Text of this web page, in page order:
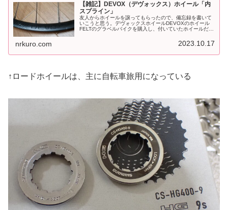
【雑記】DEVOX（デヴォックス）ホイール「内
スプライン」
友人からホイールを譲ってもらったので、備忘録を書いて
いこうと思う。デヴォックスホイールDEVOXのホイール
FELTのグラベルバイクを購入し、付いていたホイールだ。
nrkuro.com 2023.10.17
↑ロードホイールは、主に自転車旅用になっている